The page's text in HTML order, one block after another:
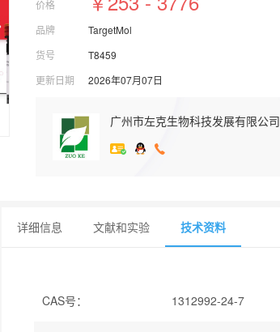
价格
品牌
TargetMol
货号
T8459
更新日期
2026年07月07日
广州市左克生物科技发展有限公司
详细信息 文献和实验 技术资料
CAS号： 1312992-24-7